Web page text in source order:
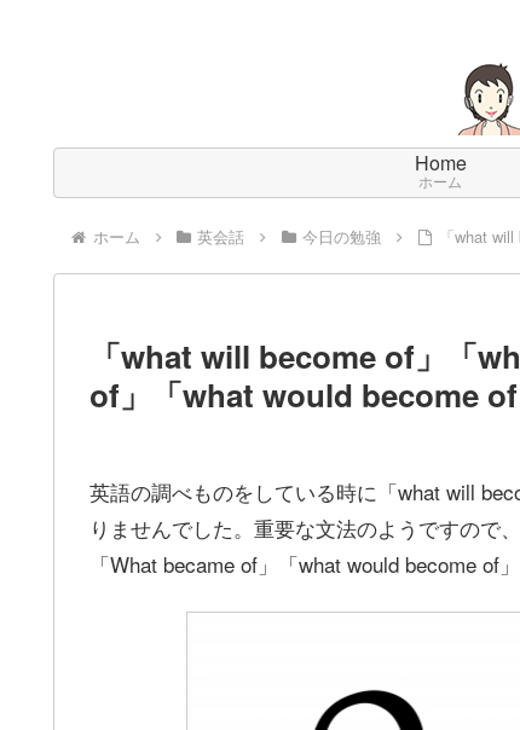
Home
ホーム
ホーム 英会話 今日の勉強 「what
「what will become of」「
of」「what would become
英語の調べものをしている時に「what will
りませんでした。重要な文法のようですので
「What became of」「what would become of